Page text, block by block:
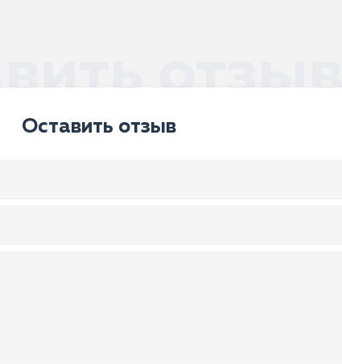
отзыв
Оставить отзыв